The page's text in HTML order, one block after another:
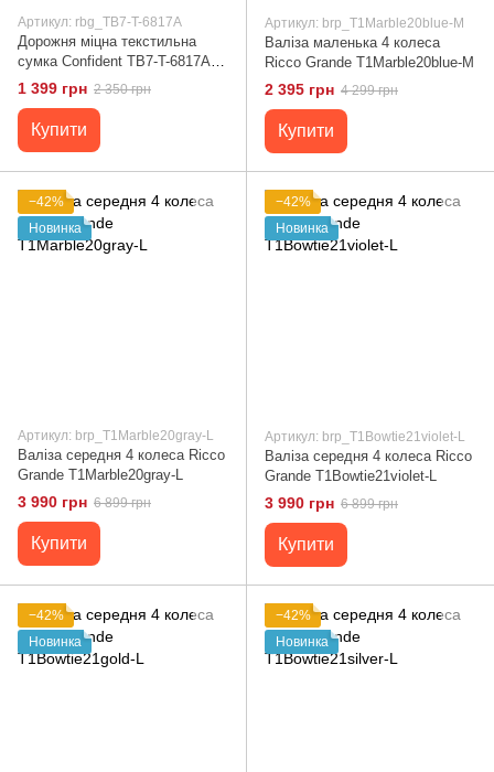
Артикул: rbg_TB7-T-6817A
Дорожня міцна текстильна
сумка Confident TB7-T-6817A
чорний
1 399 грн 2 350 грн
Купити
Артикул: brp_T1Marble20blue-M
Валіза маленька 4 колеса
Ricco Grande T1Marble20blue-M
2 395 грн 4 299 грн
Купити
−42%
Новинка
Артикул: brp_T1Marble20gray-L
Валіза середня 4 колеса Ricco
Grande T1Marble20gray-L
3 990 грн 6 899 грн
Купити
−42%
Новинка
Артикул: brp_T1Bowtie21violet-L
Валіза середня 4 колеса Ricco
Grande T1Bowtie21violet-L
3 990 грн 6 899 грн
Купити
−42%
Новинка
−42%
Новинка